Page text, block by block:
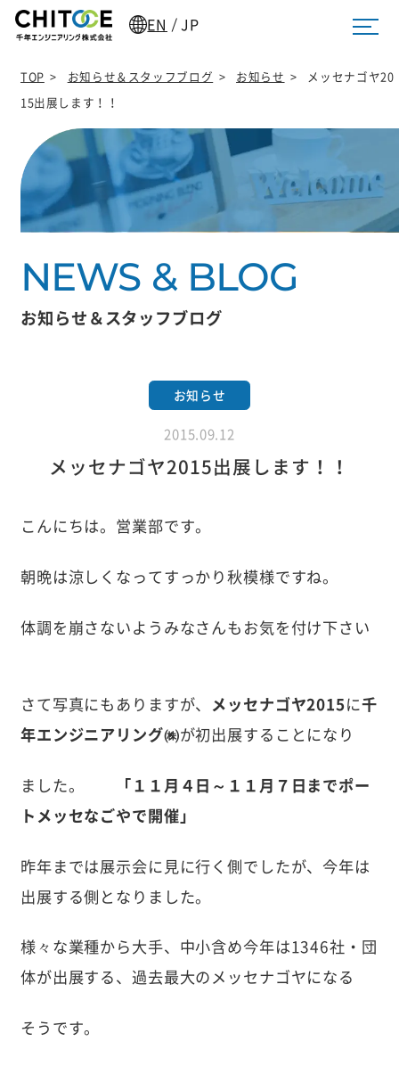
EN /JP
TOP > お知らせ＆スタッフブログ > お知らせ >
メッセナゴヤ20
15出展します！！
お知らせ＆スタッフブログ
お知らせ
2015.09.12
メッセナゴヤ2015出展します！！
こんにちは。営業部です。
朝晩は涼しくなってすっかり秋模様ですね。
体調を崩さないようみなさんもお気を付け下さい
さて写真にもありますが、 メッセナゴヤ2015に千
年エンジニアリング㈱が初出展することになり
ました。
「１１月４日～１１月７日までポー
トメッセなごやで開催」
昨年までは展示会に見に行く側でしたが、今年は
出展する側となりました。
様々な業種から大手、中小含め今年は1346社・団
体が出展する、過去最大のメッセナゴヤになる
そうです。